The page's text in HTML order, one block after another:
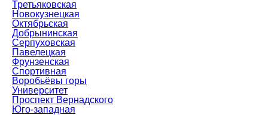
Третьяковская
Новокузнецкая
Октябрьская
Добрынинская
Серпуховская
Павелецкая
Фрунзенская
Спортивная
Воробьёвы горы
Университет
Проспект Вернадского
Юго-западная